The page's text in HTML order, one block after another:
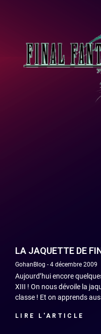
LA JAQUETTE DE
GohanBlog 4 décembre 2009
Aujourd’hui encore
XIII ! On nous dévoile la
classe ! Et on apprends
LIRE L'ARTICLE